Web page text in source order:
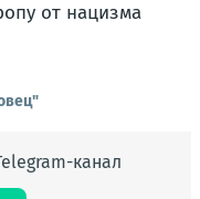
от нацизма
канал